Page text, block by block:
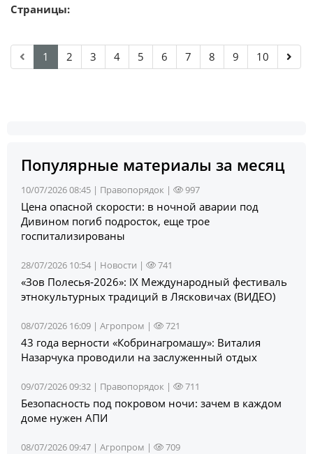
Страницы:
1 2 3 4 5 6 7 8 9 10
Популярные материалы за месяц
10/07/2026 08:45 | Правопорядок | 997
Цена опасной скорости: в ночной аварии под
Дивином погиб подросток, еще трое
госпитализированы
28/07/2026 10:54 | Новости | 741
«Зов Полесья‑2026»: IX Международный фестиваль
этнокультурных традиций в Лясковичах (ВИДЕО)
08/07/2026 16:09 | Агропром | 721
43 года верности «Кобринагромашу»: Виталия
Назарчука проводили на заслуженный отдых
09/07/2026 09:32 | Правопорядок | 711
Безопасность под покровом ночи: зачем в каждом
доме нужен АПИ
08/07/2026 09:47 | Агропром | 709